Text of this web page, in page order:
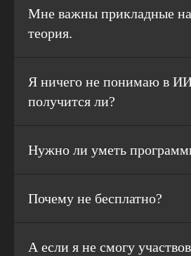
Мне важны прикладные
теория.
Я ничего не понимаю в
получится ли?
Нужно ли уметь
Почему не бесплатно?
А если я не смогу